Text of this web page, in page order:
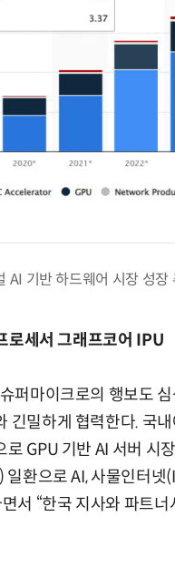
AI 기반 하드웨어 시장 성
세서 그래프코어 IPU
퍼마이크로의 행보도
긴밀하게 협력한다. 국
GPU 기반 AI 서버 시
환으로 AI, 사물인터
서 “한국 지사와 파트